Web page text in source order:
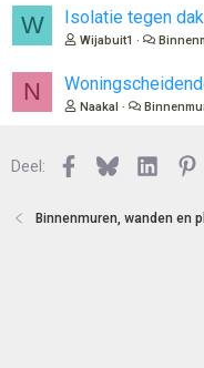
W Isolatie tegen
Wijabuit1
N
Naakal
Deel: Facebook
Bluesky
Binnenmuren, wanden en